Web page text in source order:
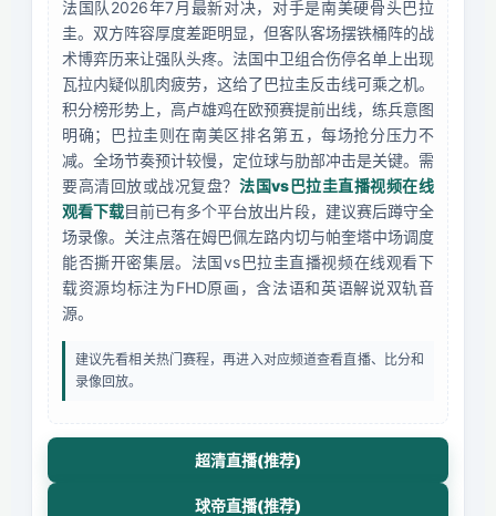
法国队2026年7月最新对决，对手是南美硬骨头巴拉
圭。双方阵容厚度差距明显，但客队客场摆铁桶阵的战
术博弈历来让强队头疼。法国中卫组合伤停名单上出现
瓦拉内疑似肌肉疲劳，这给了巴拉圭反击线可乘之机。
积分榜形势上，高卢雄鸡在欧预赛提前出线，练兵意图
明确；巴拉圭则在南美区排名第五，每场抢分压力不
减。全场节奏预计较慢，定位球与肋部冲击是关键。需
要高清回放或战况复盘？ 法国vs巴拉圭直播视频在线
观看下载目前已有多个平台放出片段，建议赛后蹲守全
场录像。关注点落在姆巴佩左路内切与帕奎塔中场调度
能否撕开密集层。法国vs巴拉圭直播视频在线观看下
载资源均标注为FHD原画，含法语和英语解说双轨音
源。
建议先看相关热门赛程，再进入对应频道查看直播、比分和
录像回放。
超清直播(推荐)
球帝直播(推荐)